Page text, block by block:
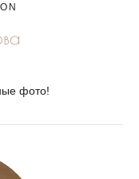
фото!